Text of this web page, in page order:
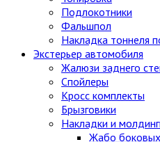
Подлокотники
Фальшпол
Накладка тоннеля
Экстерьер автомобиля
Жалюзи заднего
Спойлеры
Кросс комплекты
Брызговики
Накладки и
Жабо